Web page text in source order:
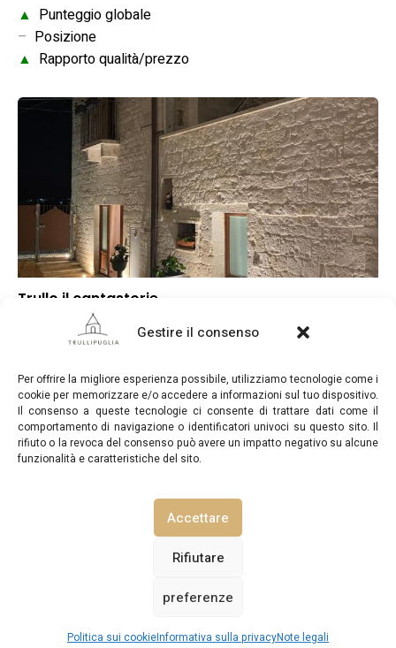
Gestire il consenso
Per offrire la migliore esperienza possibile, utilizziamo tecnologie come i
cookie per memorizzare e/o accedere a informazioni sul tuo dispositivo.
Il consenso a queste tecnologie ci consente di trattare dati come il
comportamento di navigazione o identificatori univoci su questo sito. Il
rifiuto o la revoca del consenso può avere un impatto negativo su alcune
funzionalità e caratteristiche del sito.
Accettare
Rifiutare
preferenze
Politica sui cookieInformativa sulla privacyNote legali
Vedi prezzi / disponibilità
▲ Punteggio globale
– Posizione
▲ Rapporto qualità/prezzo
Trullo il cantastorie
Punteggio globale
–Rapporto qualità/prezzo
TrulliPuglia.com © Copyright 2026. Tutti i diritti riservati.
INFORMATIVA SULLA PRIVACY
POLITICA SUI COOKIE (UE) CONTATTACI